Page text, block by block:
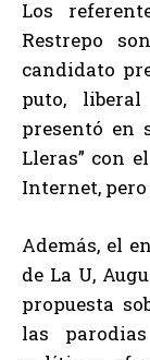
Los
Restrepo
candidato
puto,
presentó en
Lleras” con
Internet,
Además, el
de La U,
propuesta
las